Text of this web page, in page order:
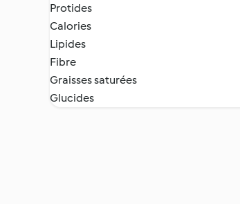
Protides
Calories
Lipides
Fibre
Graisses saturées
Glucides